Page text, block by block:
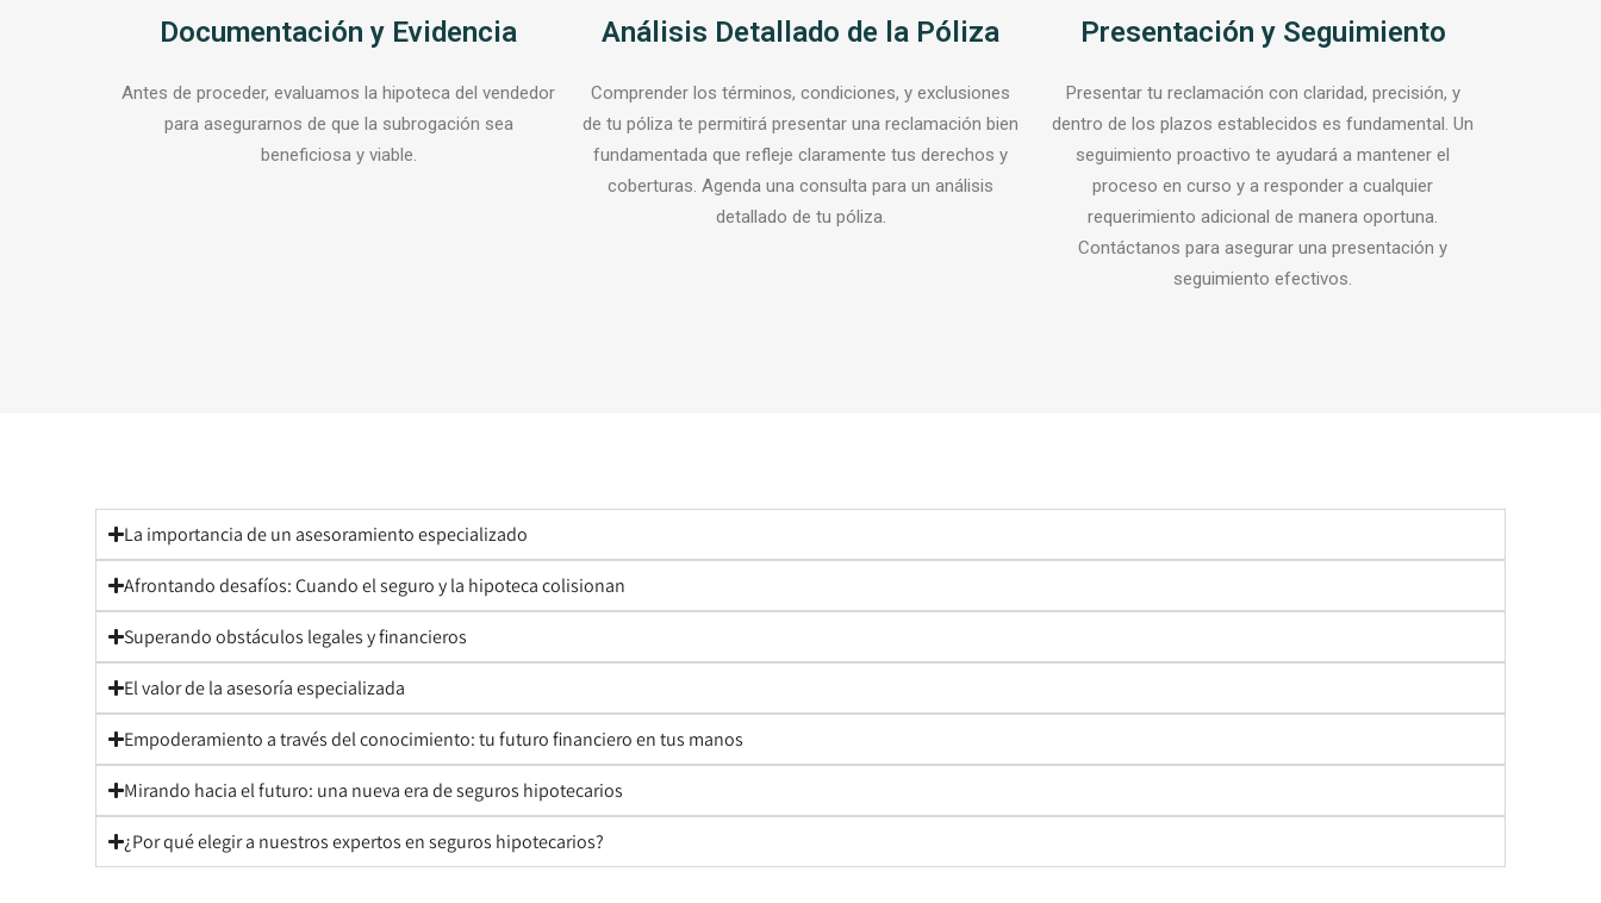
Documentación y Evidencia
Antes de proceder, evaluamos la hipoteca del vendedor
para asegurarnos de que la subrogación sea
beneficiosa y viable.
Análisis Detallado de la Póliza
Comprender los términos, condiciones, y exclusiones
de tu póliza te permitirá presentar una reclamación bien
fundamentada que refleje claramente tus derechos y
coberturas. Agenda una consulta para un análisis
detallado de tu póliza.
Presentación y Seguimiento
Presentar tu reclamación con claridad, precisión, y
dentro de los plazos establecidos es fundamental. Un
seguimiento proactivo te ayudará a mantener el
proceso en curso y a responder a cualquier
requerimiento adicional de manera oportuna.
Contáctanos para asegurar una presentación y
seguimiento efectivos.
La importancia de un asesoramiento especializado
Afrontando desafíos: Cuando el seguro y la hipoteca colisionan
Superando obstáculos legales y financieros
El valor de la asesoría especializada
Empoderamiento a través del conocimiento: tu futuro financiero en tus manos
Mirando hacia el futuro: una nueva era de seguros hipotecarios
¿Por qué elegir a nuestros expertos en seguros hipotecarios?